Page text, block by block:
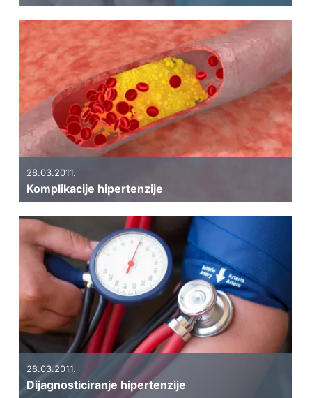
28.03.2011.
Komplikacije hipertenzije
28.03.2011.
Dijagnosticiranje hipertenzije